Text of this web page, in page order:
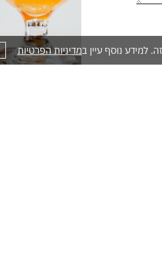
מדיניות הפרטיות